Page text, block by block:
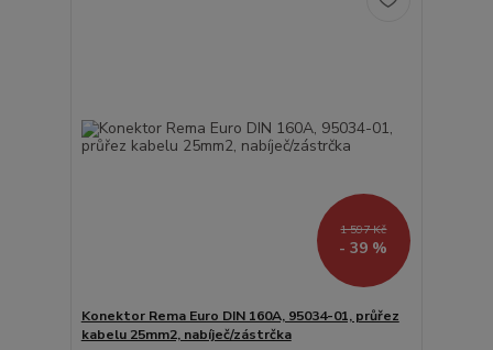
1 597 Kč
- 39 %
Konektor Rema Euro DIN 160A, 95034-01, průřez
kabelu 25mm2, nabíječ/zástrčka